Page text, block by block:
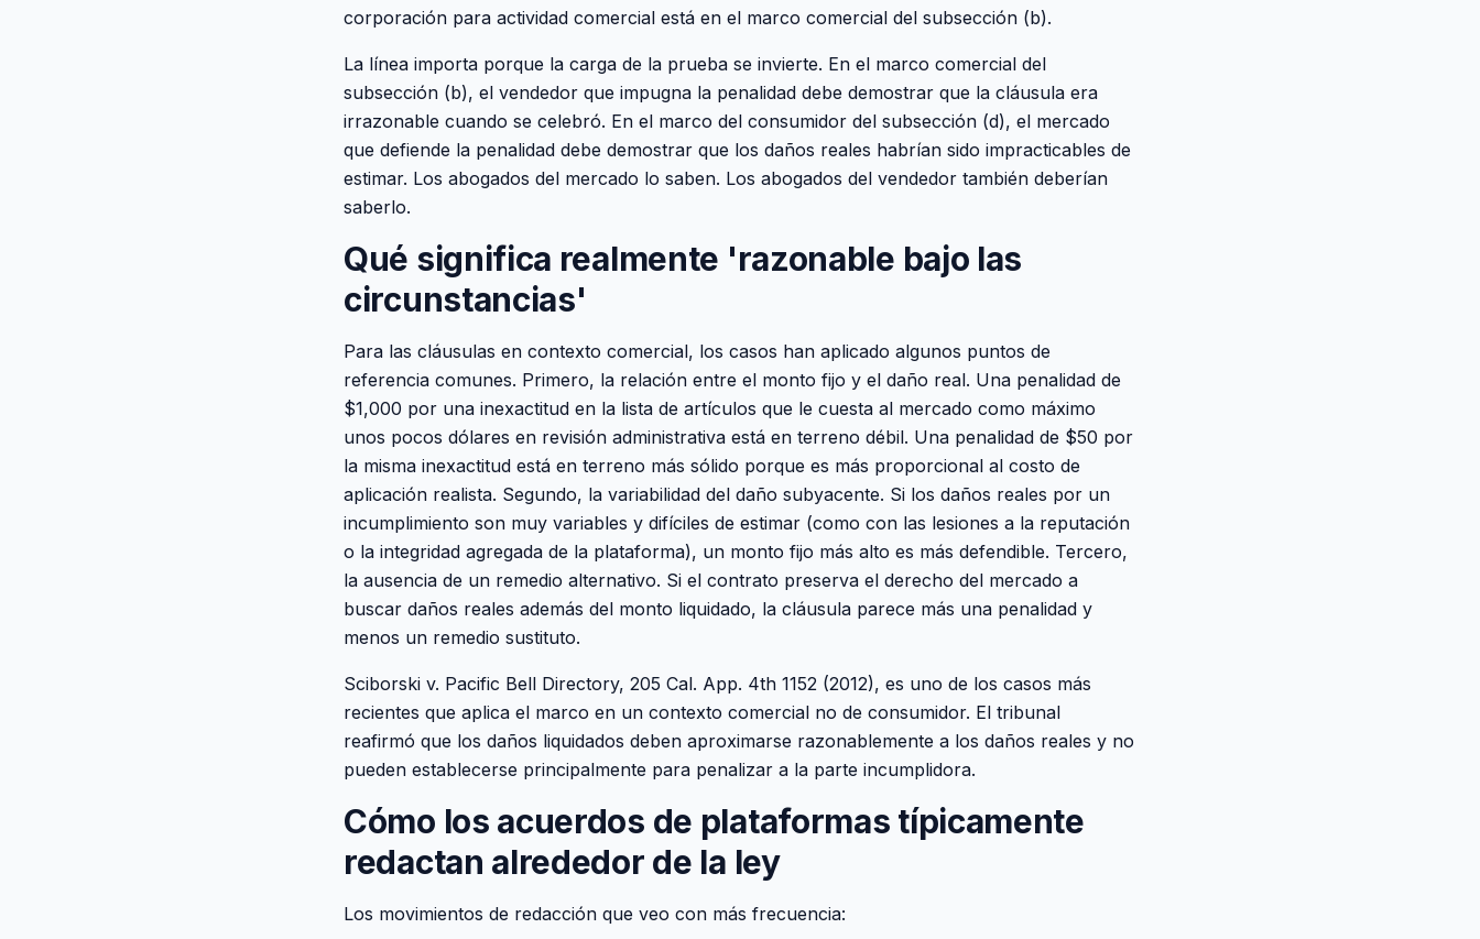
corporación para actividad comercial está en el marco comercial del subsección (b).
La línea importa porque la carga de la prueba se invierte. En el marco comercial del
subsección (b), el vendedor que impugna la penalidad debe demostrar que la cláusula era
irrazonable cuando se celebró. En el marco del consumidor del subsección (d), el mercado
que defiende la penalidad debe demostrar que los daños reales habrían sido impracticables de
estimar. Los abogados del mercado lo saben. Los abogados del vendedor también deberían
saberlo.
Qué significa realmente 'razonable bajo las
circunstancias'
Para las cláusulas en contexto comercial, los casos han aplicado algunos puntos de
referencia comunes. Primero, la relación entre el monto fijo y el daño real. Una penalidad de
$1,000 por una inexactitud en la lista de artículos que le cuesta al mercado como máximo
unos pocos dólares en revisión administrativa está en terreno débil. Una penalidad de $50 por
la misma inexactitud está en terreno más sólido porque es más proporcional al costo de
aplicación realista. Segundo, la variabilidad del daño subyacente. Si los daños reales por un
incumplimiento son muy variables y difíciles de estimar (como con las lesiones a la reputación
o la integridad agregada de la plataforma), un monto fijo más alto es más defendible. Tercero,
la ausencia de un remedio alternativo. Si el contrato preserva el derecho del mercado a
buscar daños reales además del monto liquidado, la cláusula parece más una penalidad y
menos un remedio sustituto.
Sciborski v. Pacific Bell Directory, 205 Cal. App. 4th 1152 (2012), es uno de los casos más
recientes que aplica el marco en un contexto comercial no de consumidor. El tribunal
reafirmó que los daños liquidados deben aproximarse razonablemente a los daños reales y no
pueden establecerse principalmente para penalizar a la parte incumplidora.
Cómo los acuerdos de plataformas típicamente
redactan alrededor de la ley
Los movimientos de redacción que veo con más frecuencia: